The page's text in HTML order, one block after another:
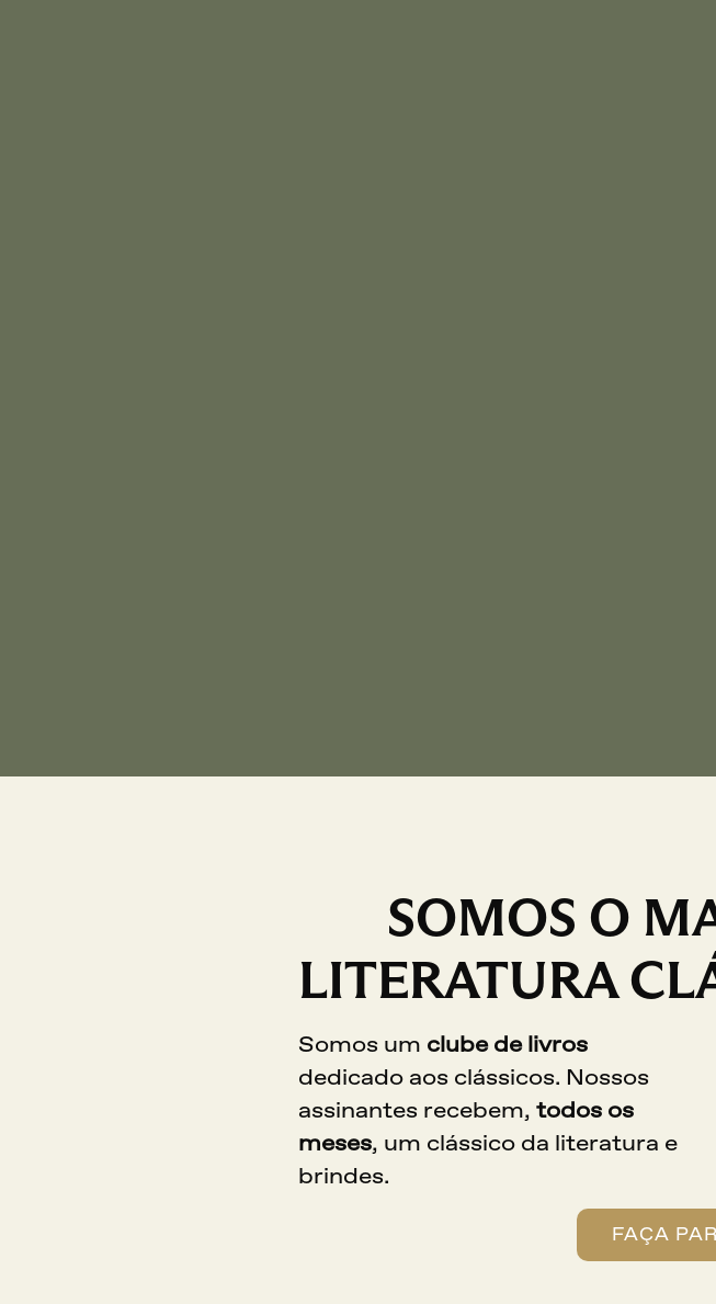
SOMOS O
LITERATURA
Somos um
dedicado aos clássicos. Nossos
assinantes recebem, todos os
meses, um clássico da literatura e
brindes.
FAÇA